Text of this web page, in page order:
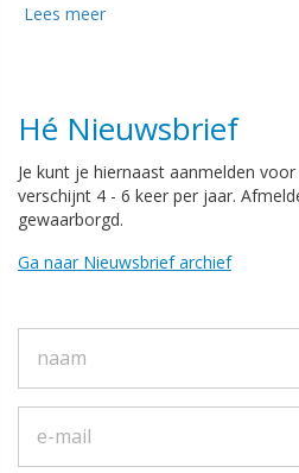
Lees meer
Hé Nieuwsbrief
Je kunt je hiernaast aanmelden
verschijnt 4 - 6 keer per jaar.
gewaarborgd.
Ga naar Nieuwsbrief archief